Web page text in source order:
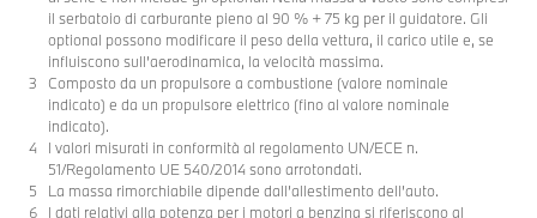
il serbatoio di carburante pieno al 90 % + 75 kg per il guidatore. Gli
optional possono modificare il peso della vettura, il carico utile e, se
influiscono sull’aerodinamica, la velocità massima.
Composto da un propulsore a combustione (valore nominale
indicato) e da un propulsore elettrico (fino al valore nominale
indicato).
I valori misurati in conformità al regolamento UN/ECE n.
51/Regolamento UE 540/2014 sono arrotondati.
La massa rimorchiabile dipende dall’allestimento dell’auto.
I dati relativi alla potenza per i motori a benzina si riferiscono al